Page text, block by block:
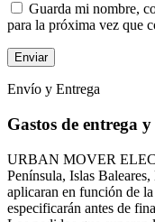
Guarda mi nombre,
para la próxima vez que
Envío y Entrega
Gastos de entrega
URBAN MOVER
Península, Islas
aplicaran en función de
especificarán antes de